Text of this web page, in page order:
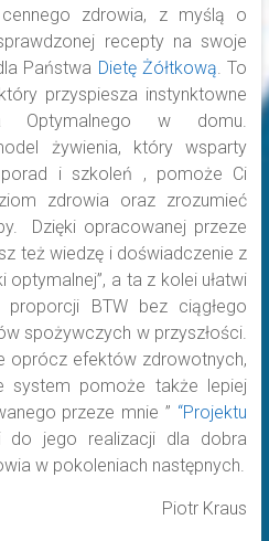
zdrowia, z myślą o
recepty na swoje
Państwa Dietę Żółtkową. To
przyspiesza instynktowne
Optymalnego w domu.
żywienia, który wsparty
porad i szkoleń , pomoże Ci
zdrowia oraz zrozumieć
Dzięki opracowanej przeze
też wiedzę i doświadczenie z
optymalnej”, a ta z kolei ułatwi
BTW bez ciągłego
spożywczych w przyszłości.
oprócz efektów zdrowotnych,
system pomoże także lepiej
przeze mnie ” “Projektu
jego realizacji dla dobra
w pokoleniach następnych.
Piotr Kraus